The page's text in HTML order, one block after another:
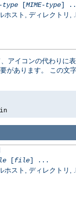
type[MIME-type]
ホスト, ディレクトリ,
アイコンの代わりに
があります。 この文
[file] ...
ホスト, ディレクトリ,